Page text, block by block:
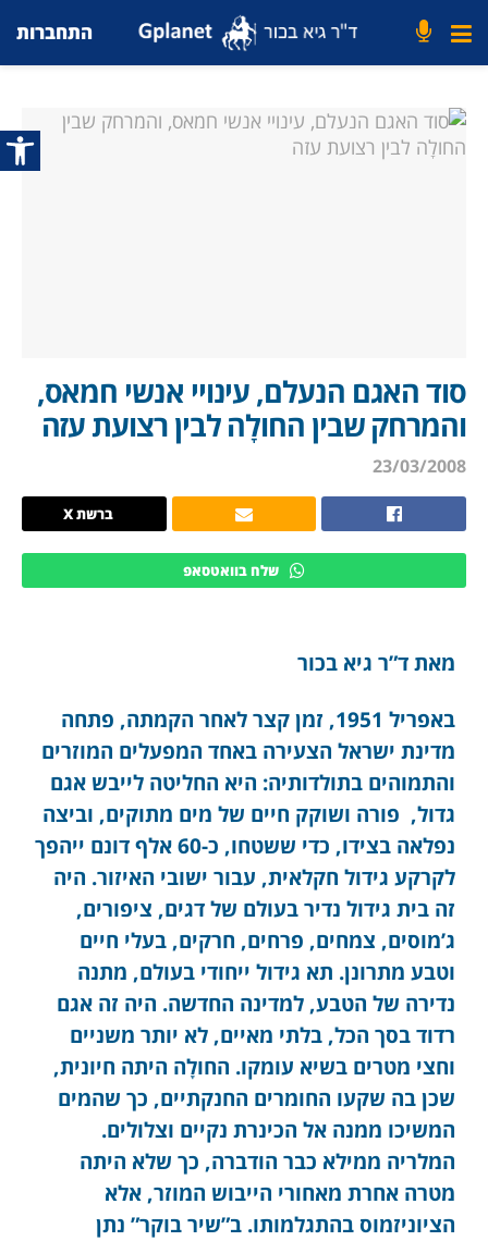
פתח
התחברות
סוד האגם הנעלם, עינויי אנשי חמאס,
והמרחק שבין החולָה לבין רצועת עזה
23/03/2008
ברשת X
שלח בוואטסאפ
מאת ד”ר גיא בכור
באפריל 1951, זמן קצר לאחר הקמתה, פתחה
מדינת ישראל הצעירה באחד המפעלים המוזרים
והתמוהים בתולדותיה: היא החליטה לייבש אגם
גדול, פורה ושוקק חיים של מים מתוקים, וביצה
נפלאה בצידו, כדי ששטחו, כ-60 אלף דונם ייהפך
לקרקע גידול חקלאית, עבור ישובי האיזור. היה
זה בית גידול נדיר בעולם של דגים, ציפורים,
ג’מוסים, צמחים, פרחים, חרקים, בעלי חיים
וטבע מתרונן. תא גידול ייחודי בעולם, מתנה
נדירה של הטבע, למדינה החדשה. היה זה אגם
רדוד בסך הכל, בלתי מאיים, לא יותר משניים
וחצי מטרים בשיא עומקו. החולָה היתה חיונית,
שכן בה שקעו החומרים החנקתיים, כך שהמים
המשיכו ממנה אל הכינרת נקיים וצלולים.
המלריה ממילא כבר הודברה, כך שלא היתה
מטרה אחרת מאחורי הייבוש המוזר, אלא
הציוניזמוס בהתגלמותו. ב”שיר בוקר” נתן